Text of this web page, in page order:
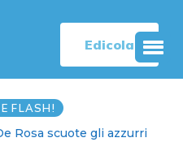
Edicola
FLASH!
Rosa scuote gli azzurri